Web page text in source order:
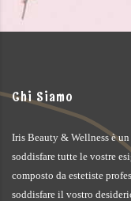
Chi Siamo
Iris Beauty & Wellness è
soddisfare tutte le vostre
composto da estetiste
soddisfare il vostro